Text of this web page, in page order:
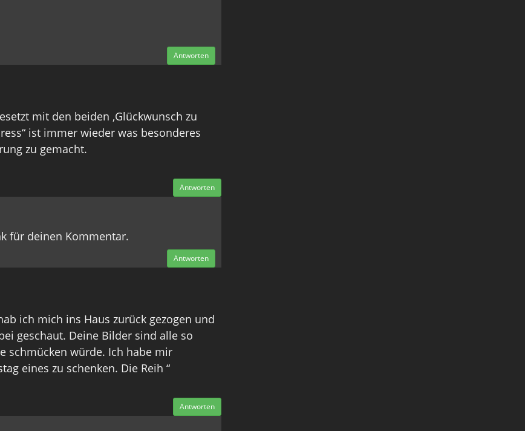
Antworten
mit den beiden ,Glückwunsch zu
ist immer wieder was besonderes
zu gemacht.
Antworten
für deinen Kommentar.
Antworten
ich mich ins Haus zurück gezogen und
geschaut. Deine Bilder sind alle so
schmücken würde. Ich habe mir
eines zu schenken. Die Reih “
Antworten